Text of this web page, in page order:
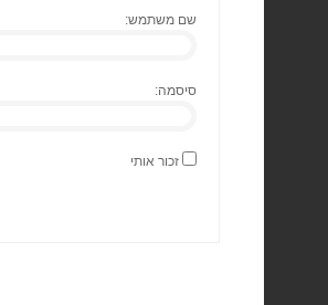
שם משתמש:
סיסמה:
זכור אותי